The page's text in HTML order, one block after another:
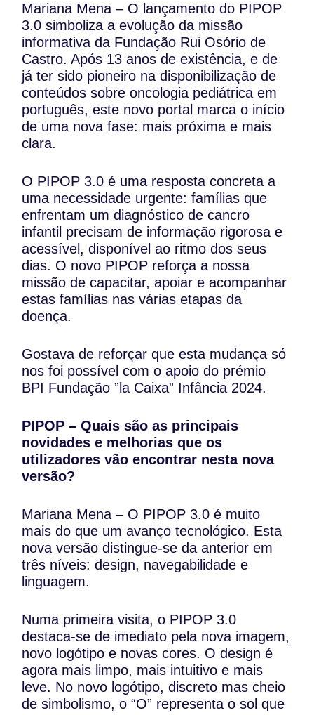
Mariana Mena – O lançamento do PIPOP
3.0 simboliza a evolução da missão
informativa da Fundação Rui Osório de
Castro. Após 13 anos de existência, e de
já ter sido pioneiro na disponibilização de
conteúdos sobre oncologia pediátrica em
português, este novo portal marca o início
de uma nova fase: mais próxima e mais
clara.
O PIPOP 3.0 é uma resposta concreta a
uma necessidade urgente: famílias que
enfrentam um diagnóstico de cancro
infantil precisam de informação rigorosa e
acessível, disponível ao ritmo dos seus
dias. O novo PIPOP reforça a nossa
missão de capacitar, apoiar e acompanhar
estas famílias nas várias etapas da
doença.
Gostava de reforçar que esta mudança só
nos foi possível com o apoio do prémio
BPI Fundação ”la Caixa” Infância 2024.
PIPOP – Quais são as principais
novidades e melhorias que os
utilizadores vão encontrar nesta nova
versão?
Mariana Mena – O PIPOP 3.0 é muito
mais do que um avanço tecnológico. Esta
nova versão distingue-se da anterior em
três níveis: design, navegabilidade e
linguagem.
Numa primeira visita, o PIPOP 3.0
destaca-se de imediato pela nova imagem,
novo logótipo e novas cores. O design é
agora mais limpo, mais intuitivo e mais
leve. No novo logótipo, discreto mas cheio
de simbolismo, o “O” representa o sol que